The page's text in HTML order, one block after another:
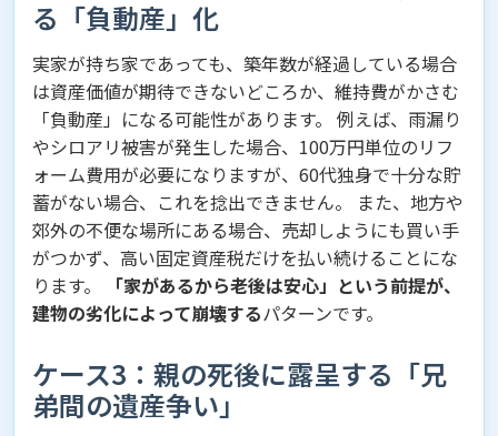
る「負動産」化
実家が持ち家であっても、築年数が経過している場合
は資産価値が期待できないどころか、維持費がかさむ
「負動産」になる可能性があります。 例えば、雨漏り
やシロアリ被害が発生した場合、100万円単位のリフ
ォーム費用が必要になりますが、60代独身で十分な貯
蓄がない場合、これを捻出できません。 また、地方や
郊外の不便な場所にある場合、売却しようにも買い手
がつかず、高い固定資産税だけを払い続けることにな
ります。
「家があるから老後は安心」という前提が、
建物の劣化によって崩壊するパターンです。
ケース3：親の死後に露呈する「兄
弟間の遺産争い」